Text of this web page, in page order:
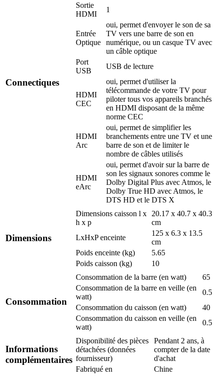
Connectiques
Sortie
HDMI
1
Entrée
Optique
oui, permet d'envoyer le son de sa
TV vers une barre de son en
numérique, ou un casque TV avec
un câble optique
Port
USB
USB de lecture
HDMI
CEC
oui, permet d'utiliser la
télécommande de votre TV pour
piloter tous vos appareils branchés
en HDMI disposant de la même
norme CEC
HDMI
Arc
oui, permet de simplifier les
branchements entre une TV et une
barre de son et de limiter le
nombre de câbles utilisés
HDMI
eArc
oui, permet d'avoir sur la barre de
son les signaux sonores comme le
Dolby Digital Plus avec Atmos, le
Dolby True HD avec Atmos, le
DTS HD et le DTS X
Dimensions
Dimensions caisson l x
h x p
20.17 x 40.7 x 40.3
cm
LxHxP enceinte
125 x 6.3 x 13.5
cm
Poids enceinte (kg)
5.65
Poids caisson (kg)
10
Consommation
Consommation de la barre (en watt)
65
Consommation de la barre en veille (en
watt)
0.5
Consommation du caisson (en watt)
40
Consommation du caisson en veille (en
watt)
0.5
Informations
complémentaires
Disponibilité des pièces
détachées (données
fournisseur)
Pendant 2 ans, à
compter de la date
d'achat
Fabriqué en
Chine